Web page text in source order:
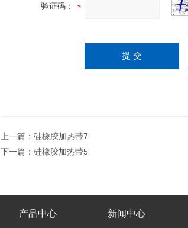
验证码：
上一篇： 硅橡胶加热带7
下一篇： 硅橡胶加热带5
产品中心 新闻中心